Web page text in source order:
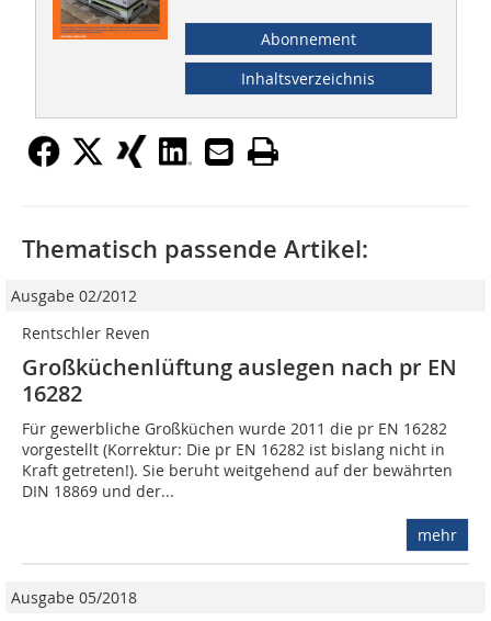
Abonnement
Inhaltsverzeichnis
Thematisch passende Artikel:
Ausgabe 02/2012
Rentschler Reven
Großküchenlüftung auslegen nach pr EN
16282
Für gewerbliche Großküchen wurde 2011 die pr EN 16282
vorgestellt (Korrektur: Die pr EN 16282 ist bislang nicht in
Kraft getreten!). Sie beruht weitgehend auf der bewährten
DIN 18869 und der...
mehr
Ausgabe 05/2018